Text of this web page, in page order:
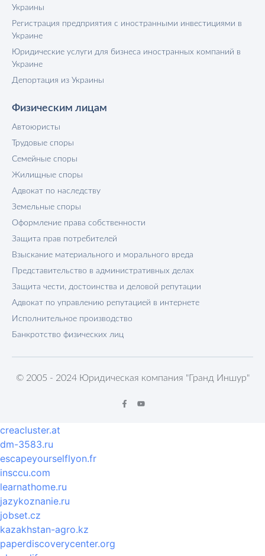
Украины
Регистрация предприятия с иностранными инвестициями в
Украине
Юридические услуги для бизнеса иностранных компаний в
Украине
Депортация из Украины
Физическим лицам
Автоюристы
Трудовые споры
Семейные споры
Жилищные споры
Адвокат по наследству
Земельные споры
Оформление права собственности
Защита прав потребителей
Взыскание материального и морального вреда
Представительство в административных делах
Защита чести, достоинства и деловой репутации
Адвокат по управлению репутацией в интернете
Исполнительное производство
Банкротство физических лиц
© 2005 - 2024 Юридическая компания "Гранд Иншур"
creacluster.at
dm-3583.ru
escapeyourselflyon.fr
insccu.com
learnathome.ru
jazykoznanie.ru
jobset.cz
kazakhstan-agro.kz
paperdiscoverycenter.org